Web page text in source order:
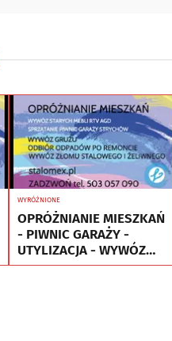
WYRÓŻNIONE
OPRÓŻNIANIE MIESZKAŃ
- PIWNIC GARAŻY -
UTYLIZACJA - WYWÓZ
MEBLI RTV AGD